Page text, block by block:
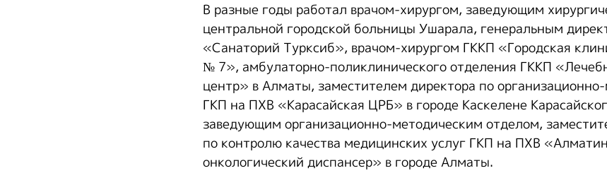
В разные годы работал врачом-хирургом, заведующим
центральной городской больницы Ушарала, генеральным
«Санаторий Турксиб», врачом-хирургом ГККП «Городская
№ 7», амбулаторно-поликлинического отделения ГККП
центр» в Алматы, заместителем директора по
ГКП на ПХВ «Карасайская ЦРБ» в городе Каскелене
заведующим организационно-методическим отделом,
по контролю качества медицинских услуг ГКП на ПХВ
онкологический диспансер» в городе Алматы.